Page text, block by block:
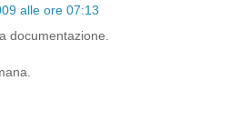
alle ore 07:13
documentazione.